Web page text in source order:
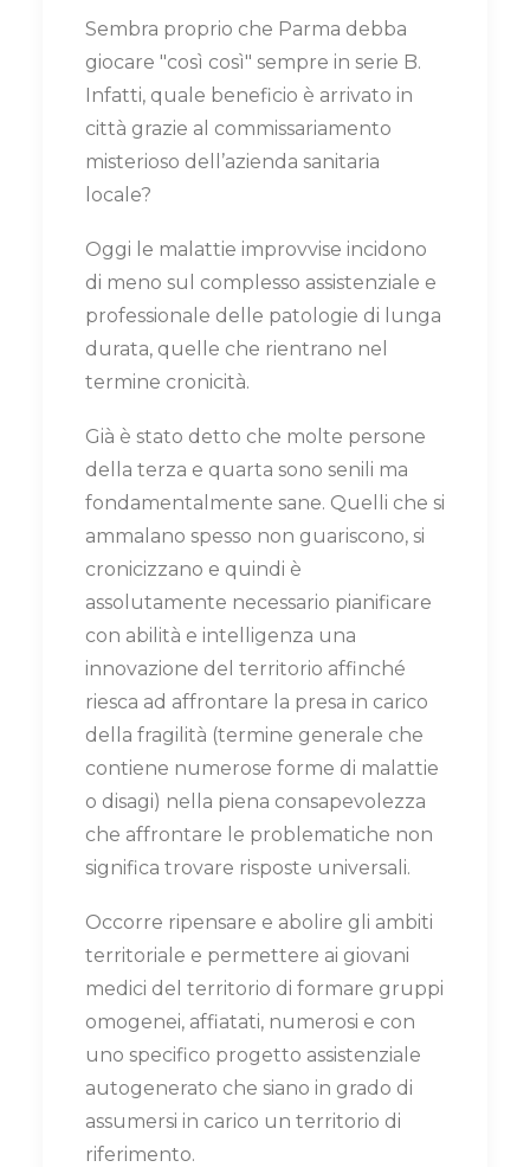
Sembra proprio che Parma debba
giocare "così così" sempre in serie B.
Infatti, quale beneficio è arrivato in
città grazie al commissariamento
misterioso dell’azienda sanitaria
locale?
Oggi le malattie improvvise incidono
di meno sul complesso assistenziale e
professionale delle patologie di lunga
durata, quelle che rientrano nel
termine cronicità.
Già è stato detto che molte persone
della terza e quarta sono senili ma
fondamentalmente sane. Quelli che si
ammalano spesso non guariscono, si
cronicizzano e quindi è
assolutamente necessario pianificare
con abilità e intelligenza una
innovazione del territorio affinché
riesca ad affrontare la presa in carico
della fragilità (termine generale che
contiene numerose forme di malattie
o disagi) nella piena consapevolezza
che affrontare le problematiche non
significa trovare risposte universali.
Occorre ripensare e abolire gli ambiti
territoriale e permettere ai giovani
medici del territorio di formare gruppi
omogenei, affiatati, numerosi e con
uno specifico progetto assistenziale
autogenerato che siano in grado di
assumersi in carico un territorio di
riferimento.